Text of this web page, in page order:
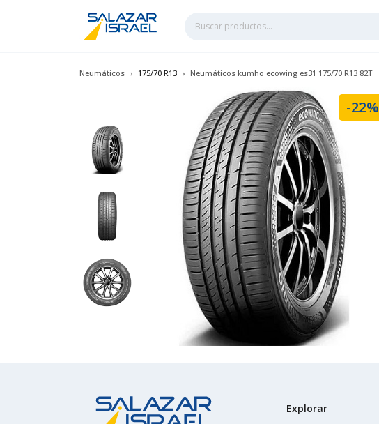
Neumáticos 175/70 R13 Neumáticos kumho ecowing es31 175/70 R13 82T
-22%
Explorar